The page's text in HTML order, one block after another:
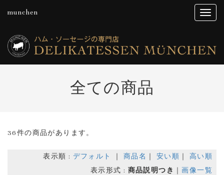
munchen
全ての商品
36件の商品があります。
表示順 : デフォルト 商品名 安い順
高い順
表示形式 : 商品説明つき 画像一覧